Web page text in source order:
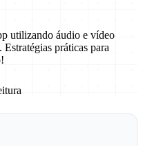
utilizando áudio e vídeo
práticas para